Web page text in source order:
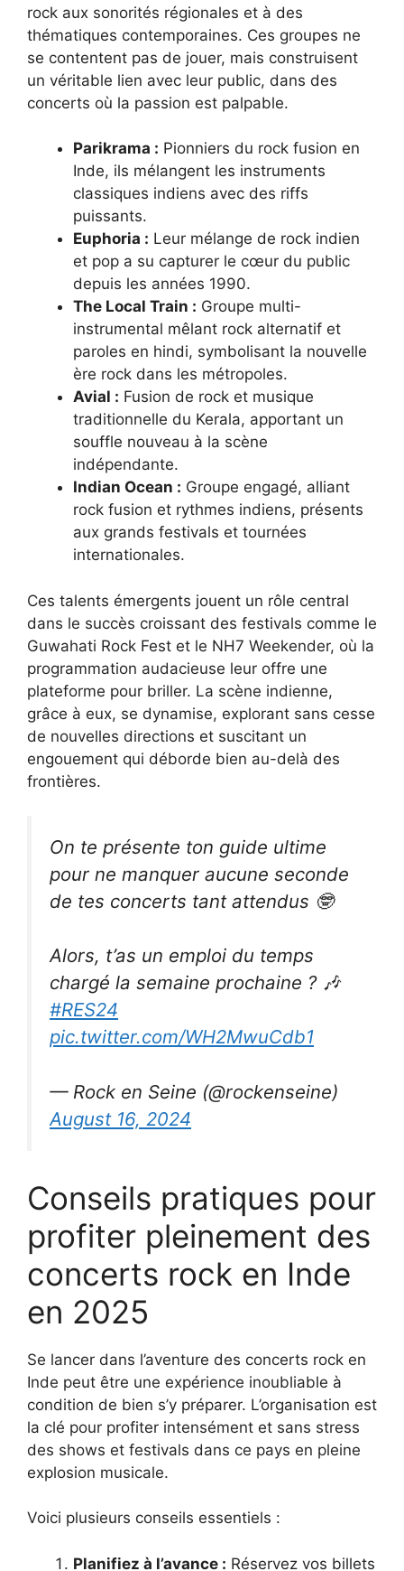
rock aux sonorités régionales et à des
thématiques contemporaines. Ces groupes ne
se contentent pas de jouer, mais construisent
un véritable lien avec leur public, dans des
concerts où la passion est palpable.
Parikrama : Pionniers du rock fusion en
Inde, ils mélangent les instruments
classiques indiens avec des riffs
puissants.
Euphoria : Leur mélange de rock indien
et pop a su capturer le cœur du public
depuis les années 1990.
The Local Train : Groupe multi-
instrumental mêlant rock alternatif et
paroles en hindi, symbolisant la nouvelle
ère rock dans les métropoles.
Avial : Fusion de rock et musique
traditionnelle du Kerala, apportant un
souffle nouveau à la scène
indépendante.
Indian Ocean : Groupe engagé, alliant
rock fusion et rythmes indiens, présents
aux grands festivals et tournées
internationales.
Ces talents émergents jouent un rôle central
dans le succès croissant des festivals comme le
Guwahati Rock Fest et le NH7 Weekender, où la
programmation audacieuse leur offre une
plateforme pour briller. La scène indienne,
grâce à eux, se dynamise, explorant sans cesse
de nouvelles directions et suscitant un
engouement qui déborde bien au-delà des
frontières.
On te présente ton guide ultime
pour ne manquer aucune seconde
de tes concerts tant attendus 🤓
Alors, t’as un emploi du temps
chargé la semaine prochaine ? 🎶
#RES24
pic.twitter.com/WH2MwuCdb1
— Rock en Seine (@rockenseine)
August 16, 2024
Conseils pratiques pour
profiter pleinement des
concerts rock en Inde
en 2025
Se lancer dans l’aventure des concerts rock en
Inde peut être une expérience inoubliable à
condition de bien s’y préparer. L’organisation est
la clé pour profiter intensément et sans stress
des shows et festivals dans ce pays en pleine
explosion musicale.
Voici plusieurs conseils essentiels :
Planifiez à l’avance : Réservez vos billets